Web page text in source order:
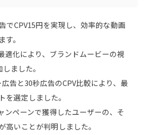
でCPV15円を実現し、効率的な動画
。
適化により、ブランドムービーの視
ました。
告と30秒広告のCPV比較により、最
を選定しました。
ンペーンで獲得したユーザーの、そ
高いことが判明しました。